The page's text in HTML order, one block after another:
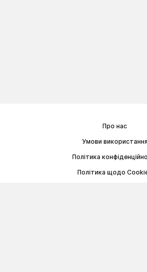
Про нас
Умови використання
Політика
Політика щодо